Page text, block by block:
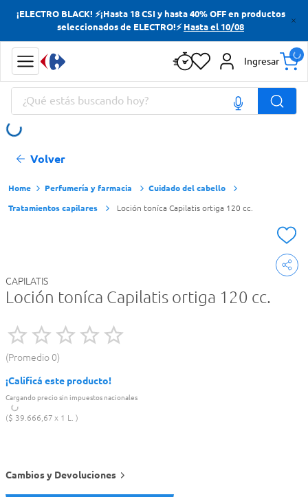
¡ELECTRO BLACK! ⚡¡Hasta 18 CSI y hasta 40% OFF en productos
seleccionados de ELECTRO!⚡ Hasta el 10/08
Ingresar
¿Qué estás buscando hoy?
Volver
Perfumería y farmacia
Cuidado del cabello
Tratamientos capilares
Loción toníca Capilatis ortiga 120 cc.
CAPILATIS
Loción toníca Capilatis ortiga 120 cc.
Promedio 0
¡Calificá este producto!
Cargando precio sin impuestos nacionales
$ 39.666,67 1 L.
Cambios y Devoluciones
Términos más buscados
Yerba
Cerveza
Papas Fritas
Términos más buscados
Yerba
Cerveza
Papas Fritas